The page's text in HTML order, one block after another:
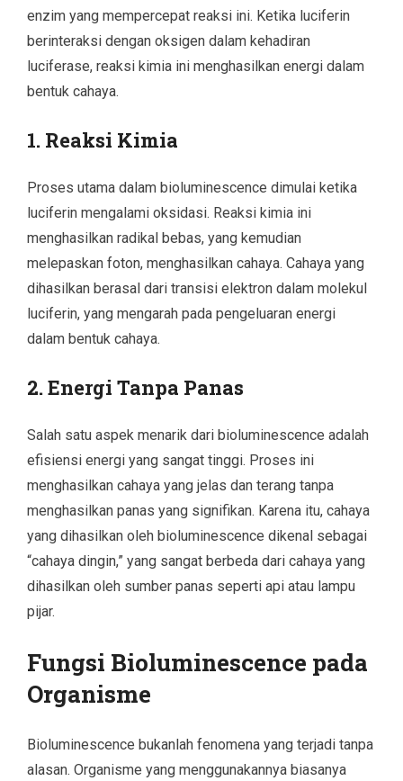
enzim yang mempercepat reaksi ini. Ketika luciferin
berinteraksi dengan oksigen dalam kehadiran
luciferase, reaksi kimia ini menghasilkan energi dalam
bentuk cahaya.
1. Reaksi Kimia
Proses utama dalam bioluminescence dimulai ketika
luciferin mengalami oksidasi. Reaksi kimia ini
menghasilkan radikal bebas, yang kemudian
melepaskan foton, menghasilkan cahaya. Cahaya yang
dihasilkan berasal dari transisi elektron dalam molekul
luciferin, yang mengarah pada pengeluaran energi
dalam bentuk cahaya.
2. Energi Tanpa Panas
Salah satu aspek menarik dari bioluminescence adalah
efisiensi energi yang sangat tinggi. Proses ini
menghasilkan cahaya yang jelas dan terang tanpa
menghasilkan panas yang signifikan. Karena itu, cahaya
yang dihasilkan oleh bioluminescence dikenal sebagai
“cahaya dingin,” yang sangat berbeda dari cahaya yang
dihasilkan oleh sumber panas seperti api atau lampu
pijar.
Fungsi Bioluminescence pada
Organisme
Bioluminescence bukanlah fenomena yang terjadi tanpa
alasan. Organisme yang menggunakannya biasanya